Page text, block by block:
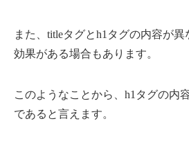
また、titleタグとh1タグの内容が
効果がある場合もあります。
このようなことから、h1タグの内
であると言えます。